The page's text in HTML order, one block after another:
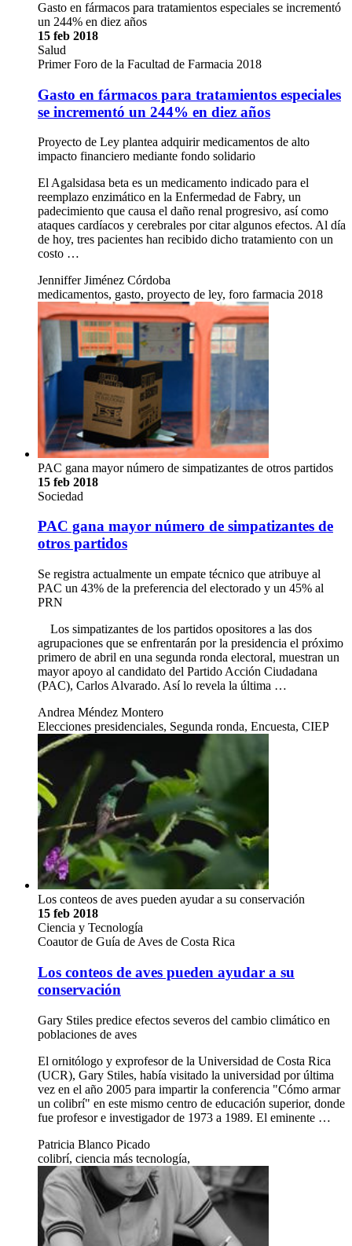
Gasto en fármacos para tratamientos especiales se incrementó
un 244% en diez años
15 feb 2018
Salud
Primer Foro de la Facultad de Farmacia 2018
Gasto en fármacos para tratamientos especiales
se incrementó un 244% en diez años
Proyecto de Ley plantea adquirir medicamentos de alto
impacto financiero mediante fondo solidario
El Agalsidasa beta es un medicamento indicado para el
reemplazo enzimático en la Enfermedad de Fabry, un
padecimiento que causa el daño renal progresivo, así como
ataques cardíacos y cerebrales por citar algunos efectos. Al día
de hoy, tres pacientes han recibido dicho tratamiento con un
costo …
Jenniffer Jiménez Córdoba
medicamentos, gasto, proyecto de ley, foro farmacia 2018
PAC gana mayor número de simpatizantes de otros partidos
15 feb 2018
Sociedad
PAC gana mayor número de simpatizantes de
otros partidos
Se registra actualmente un empate técnico que atribuye al
PAC un 43% de la preferencia del electorado y un 45% al
PRN
Los simpatizantes de los partidos opositores a las dos
agrupaciones que se enfrentarán por la presidencia el próximo
primero de abril en una segunda ronda electoral, muestran un
mayor apoyo al candidato del Partido Acción Ciudadana
(PAC), Carlos Alvarado. Así lo revela la última …
Andrea Méndez Montero
Elecciones presidenciales, Segunda ronda, Encuesta, CIEP
Los conteos de aves pueden ayudar a su conservación
15 feb 2018
Ciencia y Tecnología
Coautor de Guía de Aves de Costa Rica
Los conteos de aves pueden ayudar a su
conservación
Gary Stiles predice efectos severos del cambio climático en
poblaciones de aves
El ornitólogo y exprofesor de la Universidad de Costa Rica
(UCR), Gary Stiles, había visitado la universidad por última
vez en el año 2005 para impartir la conferencia "Cómo armar
un colibrí" en este mismo centro de educación superior, donde
fue profesor e investigador de 1973 a 1989. El eminente …
Patricia Blanco Picado
colibrí, ciencia más tecnología,